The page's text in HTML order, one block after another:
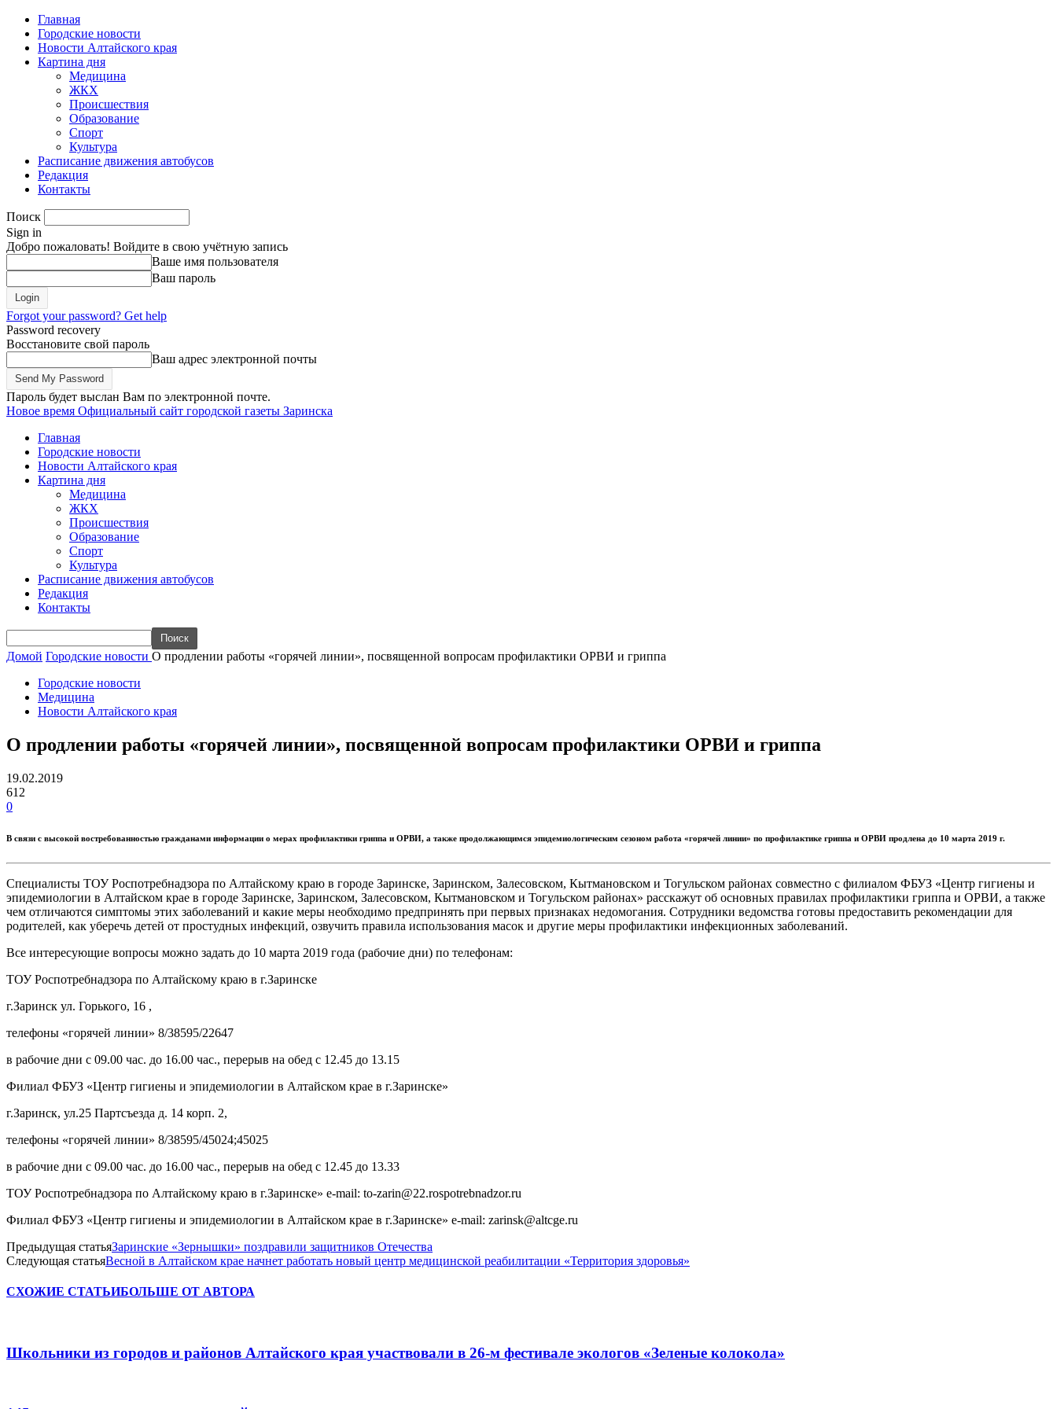
Главная
Городские новости
Новости Алтайского края
Картина дня
Медицина
ЖКХ
Происшествия
Образование
Спорт
Культура
Расписание движения автобусов
Редакция
Контакты
Поиск
Sign in
Добро пожаловать! Войдите в свою учётную запись
Ваше имя пользователя
Ваш пароль
Forgot your password? Get help
Password recovery
Восстановите свой пароль
Ваш адрес электронной почты
Пароль будет выслан Вам по электронной почте.
Новое время Официальный сайт городской газеты Заринска
Главная
Городские новости
Новости Алтайского края
Картина дня
Медицина
ЖКХ
Происшествия
Образование
Спорт
Культура
Расписание движения автобусов
Редакция
Контакты
Домой Городские новости О продлении работы «горячей линии», посвященной вопросам профилактики ОРВИ и гриппа
Городские новости
Медицина
Новости Алтайского края
О продлении работы «горячей линии», посвященной вопросам профилактики ОРВИ и гриппа
19.02.2019
612
0
В связи с высокой востребованностью гражданами информации о мерах профилактики гриппа и ОРВИ, а также продолжающимся эпидемиологическим сезоном работа «горячей линии» по профилактике гриппа и ОРВИ продлена до 10 марта 2019 г.
Специалисты ТОУ Роспотребнадзора по Алтайскому краю в городе Заринске, Заринском, Залесовском, Кытмановском и Тогульском районах совместно с филиалом ФБУЗ «Центр гигиены и
эпидемиологии в Алтайском крае в городе Заринске, Заринском, Залесовском, Кытмановском и Тогульском районах» расскажут об основных правилах профилактики гриппа и ОРВИ, а также
чем отличаются симптомы этих заболеваний и какие меры необходимо предпринять при первых признаках недомогания. Сотрудники ведомства готовы предоставить рекомендации для
родителей, как уберечь детей от простудных инфекций, озвучить правила использования масок и другие меры профилактики инфекционных заболеваний.
Все интересующие вопросы можно задать до 10 марта 2019 года (рабочие дни) по телефонам:
ТОУ Роспотребнадзора по Алтайскому краю в г.Заринске
г.Заринск ул. Горького, 16 ,
телефоны «горячей линии» 8/38595/22647
в рабочие дни с 09.00 час. до 16.00 час., перерыв на обед с 12.45 до 13.15
Филиал ФБУЗ «Центр гигиены и эпидемиологии в Алтайском крае в г.Заринске»
г.Заринск, ул.25 Партсъезда д. 14 корп. 2,
телефоны «горячей линии» 8/38595/45024;45025
в рабочие дни с 09.00 час. до 16.00 час., перерыв на обед с 12.45 до 13.33
ТОУ Роспотребнадзора по Алтайскому краю в г.Заринске» e-mail: to-zarin@22.rospotrebnadzor.ru
Филиал ФБУЗ «Центр гигиены и эпидемиологии в Алтайском крае в г.Заринске» e-mail: zarinsk@altcge.ru
Предыдущая статьяЗаринские «Зернышки» поздравили защитников Отечества
Следующая статьяВесной в Алтайском крае начнет работать новый центр медицинской реабилитации «Территория здоровья»
СХОЖИЕ СТАТЬИБОЛЬШЕ ОТ АВТОРА
Школьники из городов и районов Алтайского края участвовали в 26-м фестивале экологов «Зеленые колокола»